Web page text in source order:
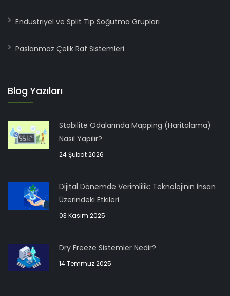
Endüstriyel ve Split Tip Soğutma Grupları
Paslanmaz Çelik Raf Sistemleri
Blog Yazıları
Stabilite Odalarında Mapping (Haritalama)
Nasıl Yapılır?
24 Şubat 2026
Dijital Dönemde Verimlilik: Teknolojinin İnsan
Üzerindeki Etkileri
03 Kasım 2025
Dry Freeze Sistemler Nedir?
14 Temmuz 2025